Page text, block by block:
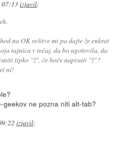
07:13izjavil:
na OK rešitve mi pa dajte že enkrat
tajnica v tečaj, da bo ugotovila, da
tipko "ž", če hoče napisati "ž"?
ni!
ne pozna niti alt-tab?
izjavil: